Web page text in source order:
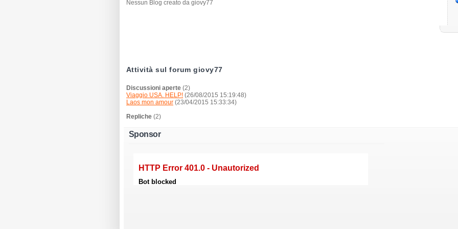
Nessun Blog creato da giovy77
Attività sul forum giovy77
Discussioni aperte (2)
Viaggio USA. HELP! (26/08/2015 15:19:48)
Laos mon amour (23/04/2015 15:33:34)
Repliche (2)
Sponsor